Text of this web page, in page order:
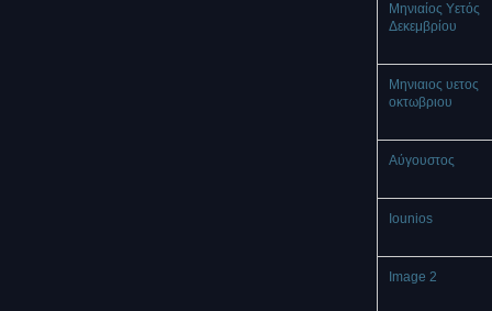
Μηνιαίος Υετός
Δεκεμβρίου
Μηνιαιος υετος
οκτωβριου
Αύγουστος
Iounios
Image 2